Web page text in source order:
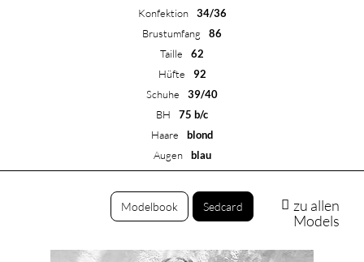
Konfektion
34/36
Brustumfang
86
Taille
62
Hüfte
92
Schuhe
39/40
BH
75 b/c
Haare
blond
Augen
blau
zu allen
Models
Modelbook Sedcard